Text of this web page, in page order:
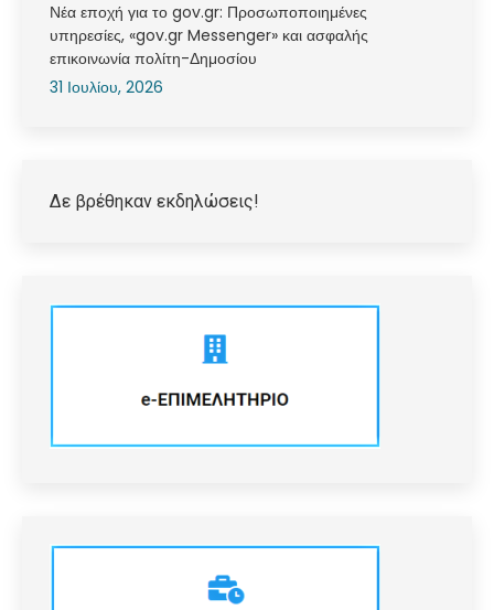
Νέα εποχή για το gov.gr: Προσωποποιημένες
υπηρεσίες, «gov.gr Messenger» και ασφαλής
επικοινωνία πολίτη-Δημοσίου
31 Ιουλίου, 2026
Δε βρέθηκαν εκδηλώσεις!